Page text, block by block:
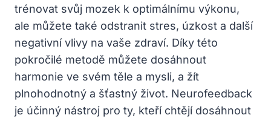
trénovat svůj mozek k optimálnímu výkonu,
ale můžete také odstranit stres, úzkost a další
negativní ‍vlivy na​ vaše zdraví.‌ Díky této
pokročilé metodě můžete ⁣dosáhnout
‍harmonie ve ⁢svém těle a ⁤mysli,‌ a žít
plnohodnotný⁣ a šťastný život. Neurofeedback
je ⁢účinný nástroj pro​ ty, ⁤kteří ​chtějí dosáhnout